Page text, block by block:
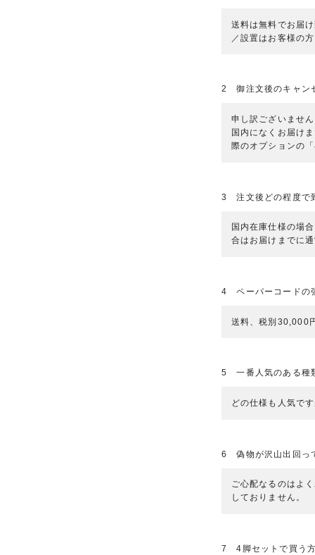
送料は無料でお届
／設置はお客様の
2 御注文後のキャン
申し訳ございませ
国内になくお届け
際のオプションの
3 注文後どの程度で
国内在庫仕様の場
合はお届けまでに
4 ペーパーコードの
送料、税別30,000
5 一番人気のある種
どの仕様も人気で
6 偽物が沢山出回っ
ご心配なるのはよ
しておりません。
7 4脚セットで買う